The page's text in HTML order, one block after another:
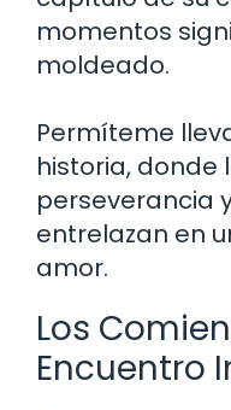
momentos
moldeado.
Permíteme
historia, donde
perseverancia
entrelazan en
amor.
Los
Encuentro